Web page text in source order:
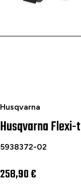
Husqvarna
Husqvarna Flexi-
Husqvarna
5938372-02
258,90 €